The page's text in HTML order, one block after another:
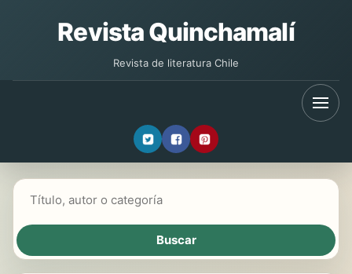
Revista Quinchamalí
Revista de literatura Chile